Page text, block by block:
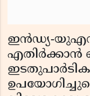
ഇന്‍ഡ്യ-